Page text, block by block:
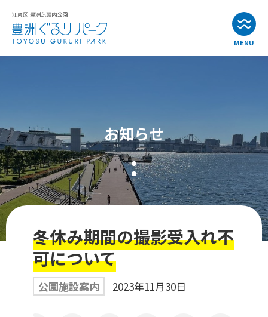
MENU
公園・施設紹介
アクセス
お問い合わせ
お知らせ
冬休み期間の撮影受入れ不
可について
公園施設案内 2023年11月30日